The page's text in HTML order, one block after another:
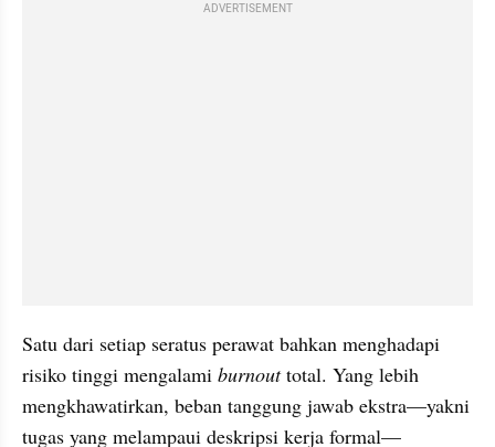
ADVERTISEMENT
Satu dari setiap seratus perawat bahkan menghadapi
risiko tinggi mengalami burnout total. Yang lebih
mengkhawatirkan, beban tanggung jawab ekstra—yakni
tugas yang melampaui deskripsi kerja formal—